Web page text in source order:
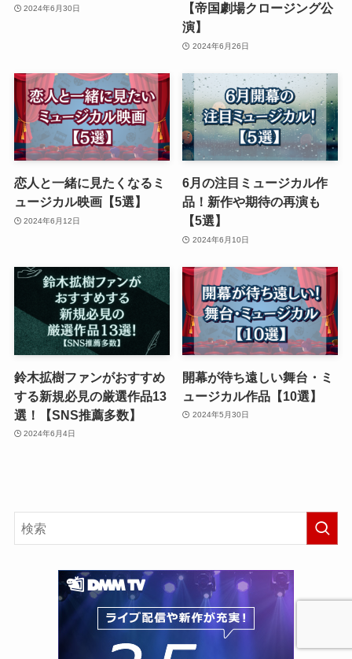
2024年6月30日
【帝国劇場クロージング公
演】
2024年6月26日
恋人と一緒に見たくなるミ
ュージカル映画【5選】
2024年6月12日
6月の注目ミュージカル作
品！新作や期待の再演も
【5選】
2024年6月10日
鈴木拡樹ファンがおすすめ
する新規必見の厳選作品13
選！【SNS推薦多数】
2024年6月4日
開幕が待ち遠しい舞台・ミ
ュージカル作品【10選】
2024年5月30日